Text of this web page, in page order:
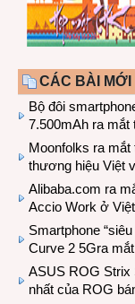
CÁC BÀI MỚI
Bộ đôi
7.500mAh ra
Moonfolks ra
thương hiệu Việt
Alibaba.com ra
Accio Work ở
Smartphone
Curve 2 5Gra
ASUS ROG Strix
nhất của ROG